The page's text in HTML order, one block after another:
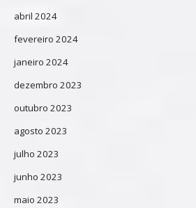
abril 2024
fevereiro 2024
janeiro 2024
dezembro 2023
outubro 2023
agosto 2023
julho 2023
junho 2023
maio 2023